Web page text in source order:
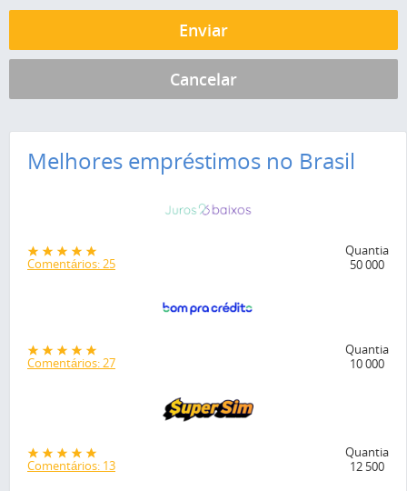
Melhores empréstimos no Brasil
Comentários: 25
Quantia
50 000
Comentários: 27
Quantia
10 000
Comentários: 13
Quantia
12 500